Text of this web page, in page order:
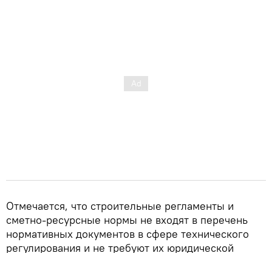
Отмечается, что строительные регламенты и
сметно-ресурсные нормы не входят в перечень
нормативных документов в сфере технического
регулирования и не требуют их юридической